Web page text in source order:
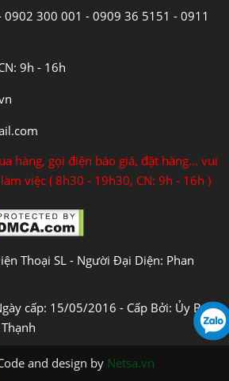
300 001 - 0909 36 5151 - 0911
9h - 16h
hàng, gọi điện báo giá, đặt hàng... vui
việc ( 8h30 - 19h30, CN: 9h - 16h )
Thoại SL - Người Đại Diện: Phan
cấp: 15/05/2016 - Cấp Bởi: Ủy Ban
and design by Netsa.vn